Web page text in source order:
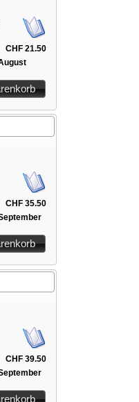
CHF 21.50
CHF 35.50
CHF 39.50